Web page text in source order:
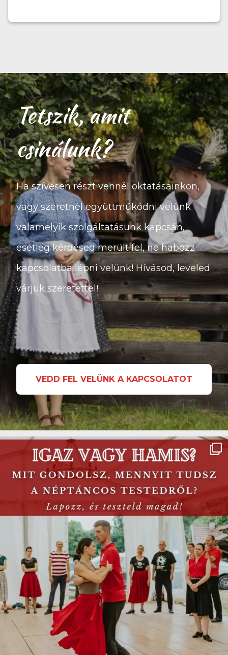
Tetszik, amit
csinálunk?
Ha szívesen részt vennél oktatásainkon,
vagy szeretnél együttműködni velünk
valamelyik szolgáltatásunk kapcsán,
esetleg kérdésed merült fel, ne habozz
kapcsolatba lépni velünk! Hívásod, leveled
várjuk szeretettel!
VEDD FEL VELÜNK A KAPCSOLATOT